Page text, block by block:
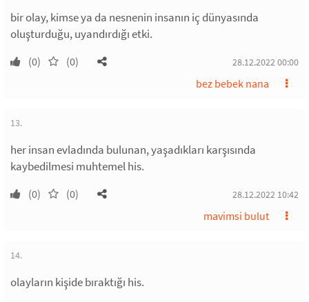
bir olay, kimse ya da nesnenin insanın iç dünyasında
oluşturduğu, uyandırdığı etki.
(0) (0) 28.12.2022 00:00
bez bebek nana
13.
her insan evladında bulunan, yaşadıkları karşısında
kaybedilmesi muhtemel his.
(0) (0) 28.12.2022 10:42
mavimsi bulut
14.
olayların kişide bıraktığı his.